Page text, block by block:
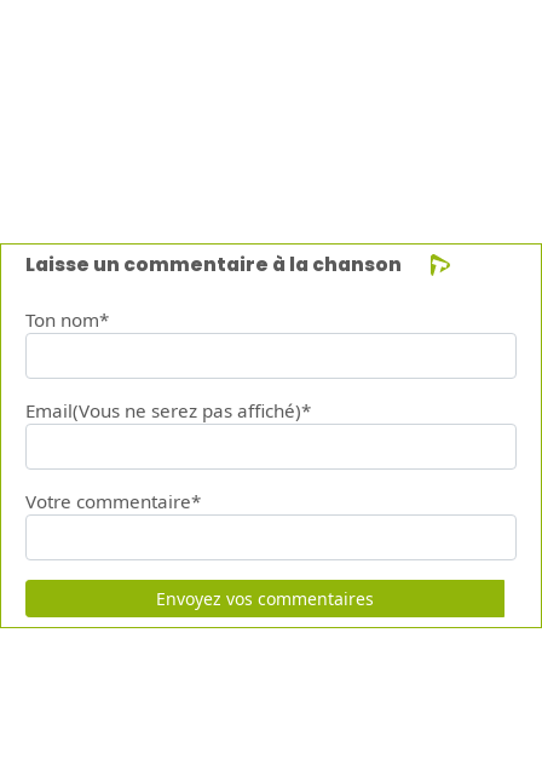
Laisse un commentaire à la chanson
Ton nom*
Email(Vous ne serez pas affiché)*
Votre commentaire*
Envoyez vos commentaires